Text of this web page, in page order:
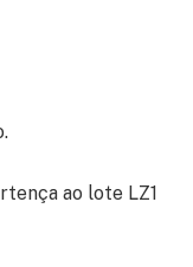
ao lote LZ1